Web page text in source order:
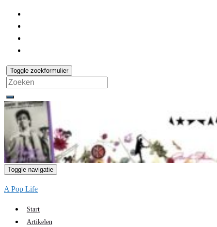
Toggle zoekformulier
Search
for:
Toggle navigatie
A Pop Life
Start
Artikelen